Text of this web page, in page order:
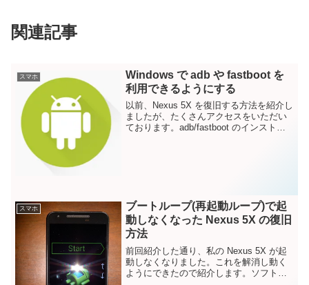
関連記事
スマホ
Windows で adb や fastboot を
利用できるようにする
以前、Nexus 5X を復旧する方法を紹介し
ましたが、たくさんアクセスをいただい
ております。adb/fastboot のインストー
スマホ
ブートループ(再起動ループ)で起
動しなくなった Nexus 5X の復旧
方法
前回紹介した通り、私の Nexus 5X が起
動しなくなりました。これを解消し動く
ようにできたので紹介します。ソフト的